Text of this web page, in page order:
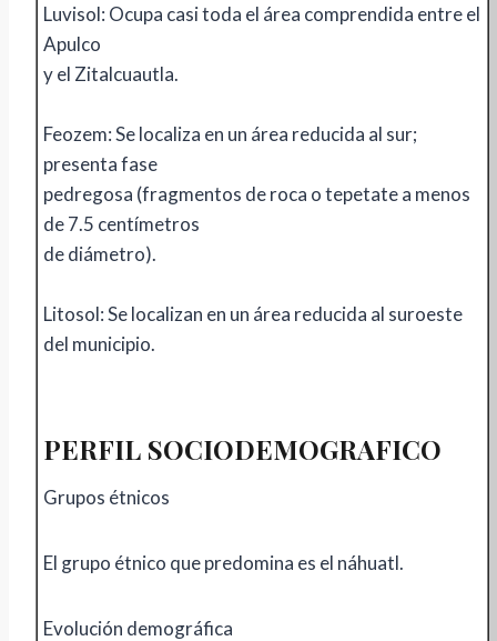
Luvisol: Ocupa casi toda el área comprendida entre el
Apulco
y el Zitalcuautla.
Feozem: Se localiza en un área reducida al sur;
presenta fase
pedregosa (fragmentos de roca o tepetate a menos
de 7.5 centímetros
de diámetro).
Litosol: Se localizan en un área reducida al suroeste
del municipio.
PERFIL SOCIODEMOGRAFICO
Grupos étnicos
El grupo étnico que predomina es el náhuatl.
Evolución demográfica